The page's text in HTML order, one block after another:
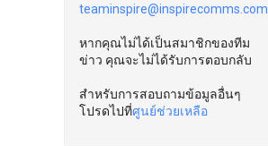
teaminspire@inspirecomms.com.
หากคุณไม่ได้เป็นสมาชิกของทีม
ข่าว คุณจะไม่ได้รับการตอบกลับ
สำหรับการสอบถามข้อมูลอื่นๆ
โปรดไปที่ศูนย์ช่วยเหลือ